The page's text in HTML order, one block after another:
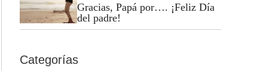
Gracias, Papá por…. ¡Feliz Día
del padre!
Categorías